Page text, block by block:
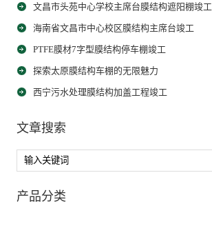
文昌市头苑中心学校主席台膜结构遮阳棚竣工
海南省文昌市中心校区膜结构主席台竣工
PTFE膜材7字型膜结构停车棚竣工
探索太原膜结构车棚的无限魅力
西宁污水处理膜结构加盖工程竣工
文章搜索
产品分类